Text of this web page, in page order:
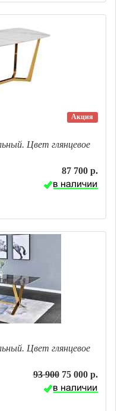
Акция
Цвет глянцевое
87 700 р.
Цвет глянцевое
93 90075 000 р.